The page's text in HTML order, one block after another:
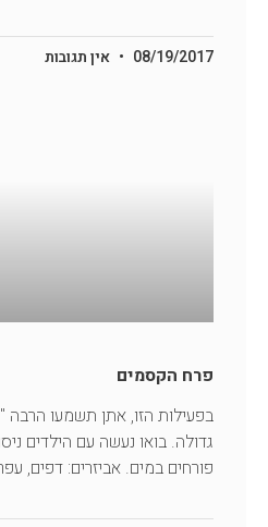
08/19/2017 אין תגובות
פרח הקסמים
בפעילות הזו, אתן תשמעו הרבה
גדולה. בואו נעשה עם הילדים
פורחים במים. אביזרים: דפים,